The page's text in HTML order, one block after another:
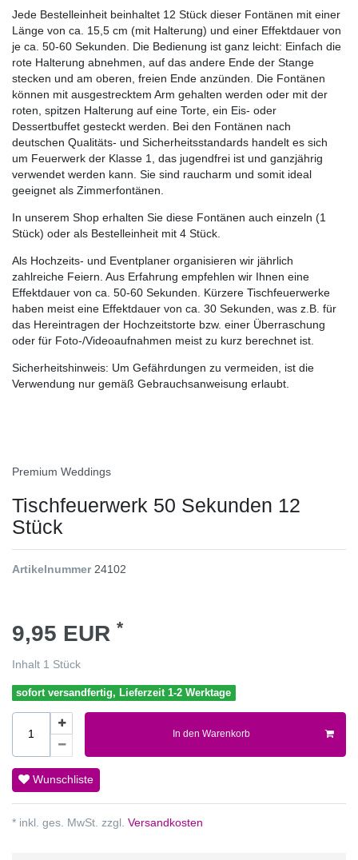
Jede Bestelleinheit beinhaltet 12 Stück dieser Fontänen mit einer
Länge von ca. 15,5 cm (mit Halterung) und einer Effektdauer von
je ca. 50-60 Sekunden. Die Bedienung ist ganz leicht: Einfach die
rote Halterung abnehmen, auf das andere Ende der Stange
stecken und am oberen, freien Ende anzünden. Die Fontänen
können mit ausgestrecktem Arm gehalten werden oder mit der
roten, spitzen Halterung auf eine Torte, ein Eis- oder
Dessertbuffet gesteckt werden. Bei den Fontänen nach
deutschen Qualitäts- und Sicherheitsstandards handelt es sich
um Feuerwerk der Klasse 1, das jugendfrei ist und ganzjährig
verwendet werden kann. Sie sind raucharm und somit ideal
geeignet als Zimmerfontänen.
In unserem Shop erhalten Sie diese Fontänen auch einzeln (1
Stück) oder als Bestelleinheit mit 4 Stück.
Als Hochzeits- und Eventplaner organisieren wir jährlich
zahlreiche Feiern. Aus Erfahrung empfehlen wir Ihnen eine
Effektdauer von ca. 50-60 Sekunden. Kürzere Tischfeuerwerke
haben meist eine Effektdauer von ca. 30 Sekunden, was z.B. für
das Hereintragen der Hochzeitstorte bzw. einer Überraschung
oder für Foto-/Videoaufnahmen meist zu kurz berechnet ist.
Sicherheitshinweis: Um Gefährdungen zu vermeiden, ist die
Verwendung nur gemäß Gebrauchsanweisung erlaubt.
Premium Weddings
Tischfeuerwerk 50 Sekunden 12
Stück
Artikelnummer24102
9,95 EUR *
Inhalt 1 Stück
sofort versandfertig, Lieferzeit 1-2 Werktage
In den Warenkorb
Wunschliste
* inkl. ges. MwSt. zzgl. Versandkosten